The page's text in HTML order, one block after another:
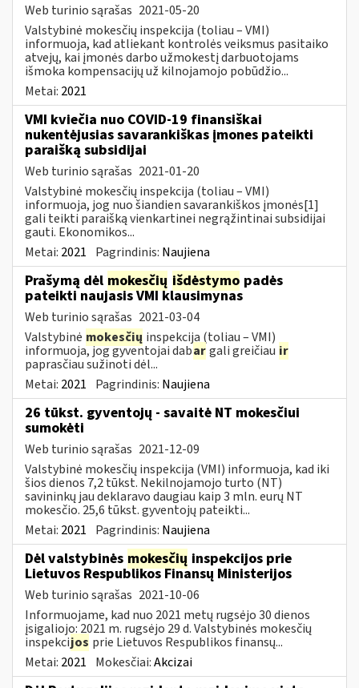
Web turinio sąrašas 2021-05-20
Valstybinė mokesčių inspekcija (toliau – VMI)
informuoja, kad atliekant kontrolės veiksmus pasitaiko
atvejų, kai įmonės darbo užmokestį darbuotojams
išmoka kompensacijų už kilnojamojo pobūdžio...
Metai: 2021
VMI kviečia nuo COVID-19 finansiškai
nukentėjusias savarankiškas įmones pateikti
paraišką subsidijai
Web turinio sąrašas 2021-01-20
Valstybinė mokesčių inspekcija (toliau – VMI)
informuoja, jog nuo šiandien savarankiškos įmonės[1]
gali teikti paraišką vienkartinei negrąžintinai subsidijai
gauti. Ekonomikos...
Metai: 2021 Pagrindinis: Naujiena
Prašymą dėl mokesčių išdėstymo padės
pateikti naujasis VMI klausimynas
Web turinio sąrašas 2021-03-04
Valstybinė mokesčių inspekcija (toliau – VMI)
informuoja, jog gyventojai dabargali greičiau ir
paprasčiau sužinoti dėl...
Metai: 2021 Pagrindinis: Naujiena
26 tūkst. gyventojų - savaitė NT mokesčiui
sumokėti
Web turinio sąrašas 2021-12-09
Valstybinė mokesčių inspekcija (VMI) informuoja, kad iki
šios dienos 7,2 tūkst. Nekilnojamojo turto (NT)
savininkų jau deklaravo daugiau kaip 3 mln. eurų NT
mokesčio. 25,6 tūkst. gyventojų pateikti...
Metai: 2021 Pagrindinis: Naujiena
Dėl valstybinės mokesčių inspekcijos prie
Lietuvos Respublikos Finansų Ministerijos
Web turinio sąrašas 2021-10-06
Informuojame, kad nuo 2021 metų rugsėjo 30 dienos
įsigaliojo: 2021 m. rugsėjo 29 d. Valstybinės mokesčių
inspekcijos prie Lietuvos Respublikos finansų...
Metai: 2021 Mokesčiai:Akcizai